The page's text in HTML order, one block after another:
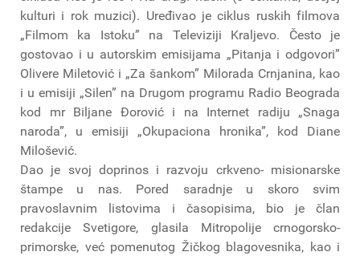
kulturi i rok muzici). Uređivao je ciklus ruskih filmova
„Filmom ka Istoku” na Televiziji Kraljevo. Često je
gostovao i u autorskim emisijama „Pitanja i odgovori”
Olivere Miletović i „Za šankom” Milorada Crnjanina, kao
i u emisiji „Silen” na Drugom programu Radio Beograda
kod mr Biljane Đorović i na Internet radiju „Snaga
naroda”, u emisiji „Okupaciona hronika”, kod Diane
Milošević.
Dao je svoj doprinos i razvoju crkveno- misionarske
štampe u nas. Pored saradnje u skoro svim
pravoslavnim listovima i časopisima, bio je član
redakcije Svetigore, glasila Mitropolije crnogorsko-
primorske, već pomenutog Žičkog blagovesnika, kao i